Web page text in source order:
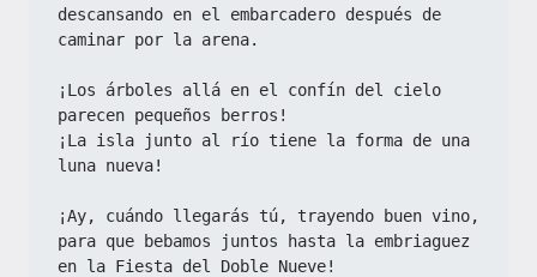
descansando en el embarcadero después de
caminar por la arena.
¡Los árboles allá en el confín del cielo
parecen pequeños berros!
¡La isla junto al río tiene la forma de una
luna nueva!
¡Ay, cuándo llegarás tú, trayendo buen vino,
para que bebamos juntos hasta la embriaguez
en la Fiesta del Doble Nueve!